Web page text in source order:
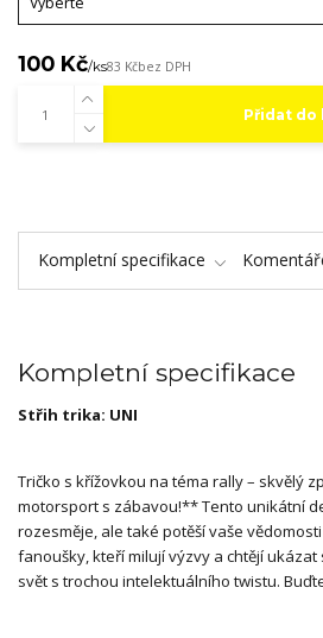
100 Kč/ks83 Kčbez DPH
Přidat do
Kompletní specifikace
Kompletní specifikace
Střih trika: UNI
Tričko s křížovkou na téma rally – skvělý
motorsport s zábavou!** Tento unikátní
rozesměje, ale také potěší vaše
fanoušky, kteří milují výzvy a chtějí
svět s trochou intelektuálního twistu.